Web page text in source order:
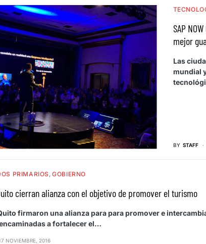
SAP
mejor
Las
mundial
BY STAFF
PRIMARIOS GOBIERNO
cierran alianza con el objetivo de promover el turismo
firmaron una alianza para para promover e
a fortalecer el…
NOVIEMBRE, 2016